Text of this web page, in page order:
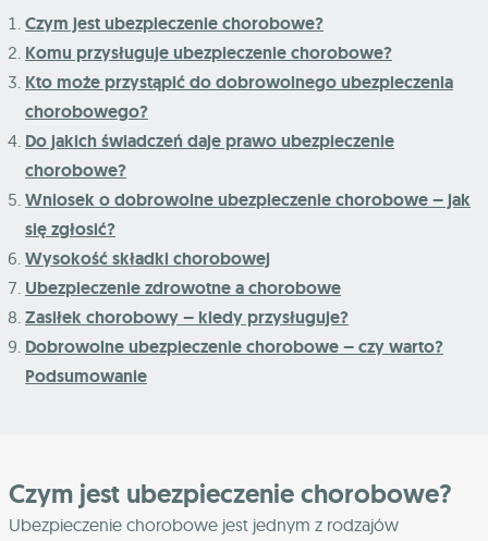
Czym jest ubezpieczenie chorobowe?
Komu przysługuje ubezpieczenie chorobowe?
Kto może przystąpić do dobrowolnego ubezpieczenia
chorobowego?
Do jakich świadczeń daje prawo ubezpieczenie
chorobowe?
Wniosek o dobrowolne ubezpieczenie chorobowe – jak
się zgłosić?
Wysokość składki chorobowej
Ubezpieczenie zdrowotne a chorobowe
Zasiłek chorobowy – kiedy przysługuje?
Dobrowolne ubezpieczenie chorobowe – czy warto?
Podsumowanie
Czym jest ubezpieczenie chorobowe?
Ubezpieczenie chorobowe jest jednym z rodzajów